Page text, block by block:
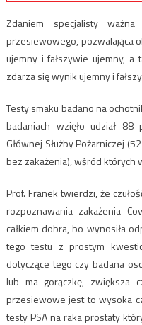
Zdaniem specjalisty
przesiewowego, pozwalająca
ujemny i fałszywie ujemny,
zdarza się wynik ujemny i
Testy smaku badano na
badaniach wzięło udział 88
Głównej Służby Pożarniczej
bez zakażenia), wśród których
Prof. Franek twierdzi, że
rozpoznawania zakażenia
całkiem dobra, bo wynosiła
tego testu z prostym
dotyczące tego czy badana
lub ma gorączkę, zwiększa
przesiewowe jest to wysoka
testy PSA na raka prostaty